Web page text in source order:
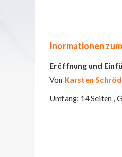
Inormationen
Eröffnung und
Von Karsten
Umfang: 14 Seiten ,